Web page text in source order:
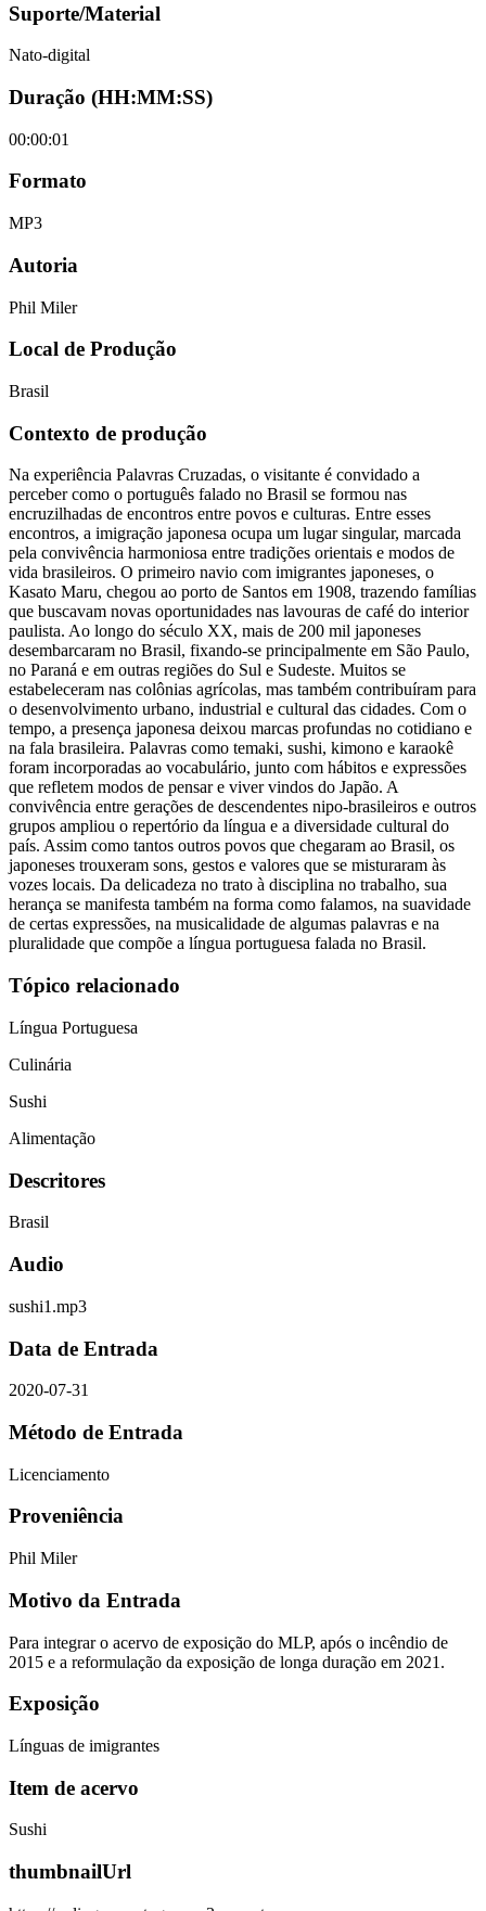
Suporte/Material
Nato-digital
Duração (HH:MM:SS)
00:00:01
Formato
MP3
Autoria
Phil Miler
Local de Produção
Brasil
Contexto de produção
Na experiência Palavras Cruzadas, o visitante é convidado a
perceber como o português falado no Brasil se formou nas
encruzilhadas de encontros entre povos e culturas. Entre esses
encontros, a imigração japonesa ocupa um lugar singular, marcada
pela convivência harmoniosa entre tradições orientais e modos de
vida brasileiros. O primeiro navio com imigrantes japoneses, o
Kasato Maru, chegou ao porto de Santos em 1908, trazendo famílias
que buscavam novas oportunidades nas lavouras de café do interior
paulista. Ao longo do século XX, mais de 200 mil japoneses
desembarcaram no Brasil, fixando-se principalmente em São Paulo,
no Paraná e em outras regiões do Sul e Sudeste. Muitos se
estabeleceram nas colônias agrícolas, mas também contribuíram para
o desenvolvimento urbano, industrial e cultural das cidades. Com o
tempo, a presença japonesa deixou marcas profundas no cotidiano e
na fala brasileira. Palavras como temaki, sushi, kimono e karaokê
foram incorporadas ao vocabulário, junto com hábitos e expressões
que refletem modos de pensar e viver vindos do Japão. A
convivência entre gerações de descendentes nipo-brasileiros e outros
grupos ampliou o repertório da língua e a diversidade cultural do
país. Assim como tantos outros povos que chegaram ao Brasil, os
japoneses trouxeram sons, gestos e valores que se misturaram às
vozes locais. Da delicadeza no trato à disciplina no trabalho, sua
herança se manifesta também na forma como falamos, na suavidade
de certas expressões, na musicalidade de algumas palavras e na
pluralidade que compõe a língua portuguesa falada no Brasil.
Tópico relacionado
Língua Portuguesa
Culinária
Sushi
Alimentação
Descritores
Brasil
Audio
sushi1.mp3
Data de Entrada
2020-07-31
Método de Entrada
Licenciamento
Proveniência
Phil Miler
Motivo da Entrada
Para integrar o acervo de exposição do MLP, após o incêndio de
2015 e a reformulação da exposição de longa duração em 2021.
Exposição
Línguas de imigrantes
Item de acervo
Sushi
thumbnailUrl